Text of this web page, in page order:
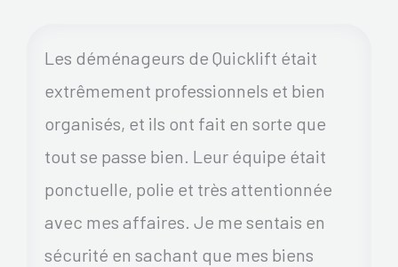
Les déménageurs de Quicklift était
extrêmement professionnels et bien
organisés, et ils ont fait en sorte que
tout se passe bien. Leur équipe était
ponctuelle, polie et très attentionnée
avec mes affaires. Je me sentais en
sécurité en sachant que mes biens